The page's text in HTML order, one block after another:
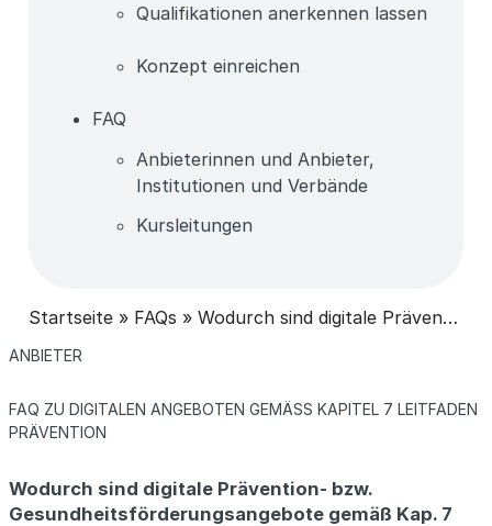
Qualifikationen anerkennen lassen
Konzept einreichen
FAQ
Anbieterinnen und Anbieter,
Institutionen und Verbände
Kursleitungen
Startseite» FAQs » Wodurch sind digitale Prävention- bzw. Gesundheitsförderungsangebote gemäß Kap. 7 Leitfaden Prävention gekennzeichnet?
KATEGORIEN
ANBIETER
KATEGORIEN
FAQ ZU DIGITALEN ANGEBOTEN GEMÄSS KAPITEL 7 LEITFADEN P
RÄVENTION
Wodurch sind digitale Prävention- bzw.
Gesundheitsförderungsangebote gemäß Kap. 7